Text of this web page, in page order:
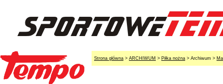
Strona główna > ARCHIWUM > Piłka nożna > Archiwum >